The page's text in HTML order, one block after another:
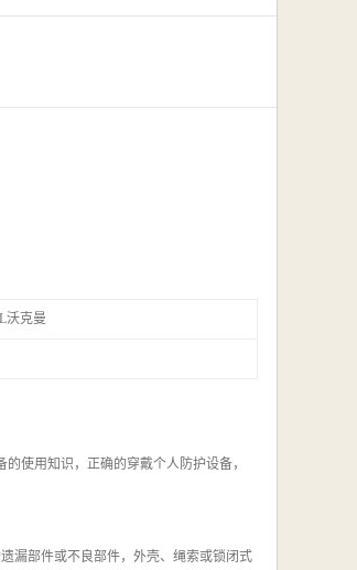
沃克曼
使用知识，正确的穿戴个人防护设备，
漏部件或不良部件，外壳、绳索或锁闭式